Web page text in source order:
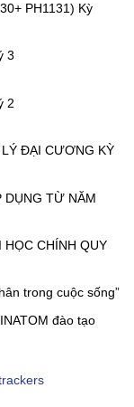
PH1131) Kỳ
3
2
LÝ ĐẠI CƯƠNG KỲ
DỤNG TỪ NĂM
CHÍNH QUY
trong cuộc sống”
đào tạo